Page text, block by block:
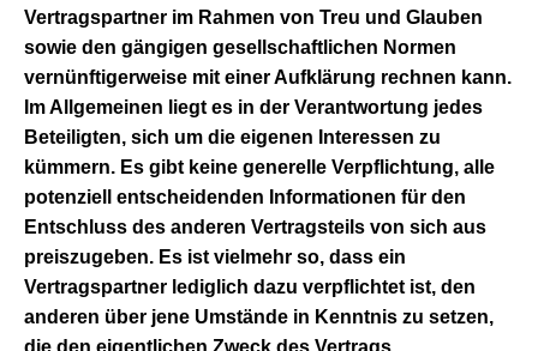
Vertragspartner im Rahmen von Treu und Glauben
sowie den gängigen gesellschaftlichen Normen
vernünftigerweise mit einer Aufklärung rechnen kann.
Im Allgemeinen liegt es in der Verantwortung jedes
Beteiligten, sich um die eigenen Interessen zu
kümmern. Es gibt keine generelle Verpflichtung, alle
potenziell entscheidenden Informationen für den
Entschluss des anderen Vertragsteils von sich aus
preiszugeben. Es ist vielmehr so, dass ein
Vertragspartner lediglich dazu verpflichtet ist, den
anderen über jene Umstände in Kenntnis zu setzen,
die den eigentlichen Zweck des Vertrags